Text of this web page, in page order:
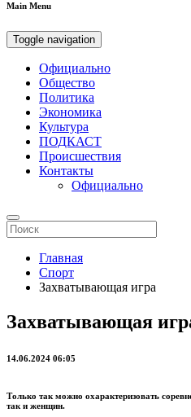
Main Menu
Toggle navigation
Официально
Общество
Политика
Экономика
Культура
ПОДКАСТ
Происшествия
Контакты
Официально
Главная
Спорт
Захватывающая игра
Захватывающая
14.06.2024 06:05
Только так можно охарактеризовать
так и женщин.